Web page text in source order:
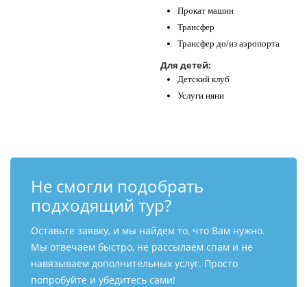
Прокат машин
Трансфер
Трансфер до/из аэропорта
Для детей:
Детский клуб
Услуги няни
Не смогли подобрать
подходящий тур?
Оставьте заявку, и мы найдем то, что Вам нужно.
Мы отвечаем быстро, не рассылаем спам и не
навязываем дополнительных услуг. Просто
попробуйте и убедитесь сами!